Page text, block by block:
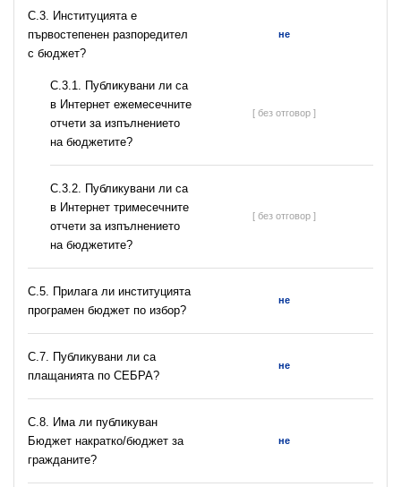
C.3. Институцията е
първостепенен разпоредител
с бюджет?
не
С.3.1. Публикувани ли са
в Интернет ежемесечните
отчети за изпълнението
на бюджетите?
[ без отговор ]
С.3.2. Публикувани ли са
в Интернет тримесечните
отчети за изпълнението
на бюджетите?
[ без отговор ]
С.5. Прилага ли институцията
програмен бюджет по избор?
не
С.7. Публикувани ли са
плащанията по СЕБРА?
не
С.8. Има ли публикуван
Бюджет накратко/бюджет за
гражданите?
не